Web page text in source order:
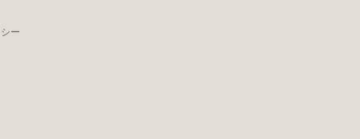
ー